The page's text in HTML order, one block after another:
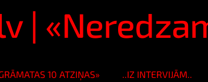
|
10 ATZIŅAS» ..IZ INTERVIJĀM..